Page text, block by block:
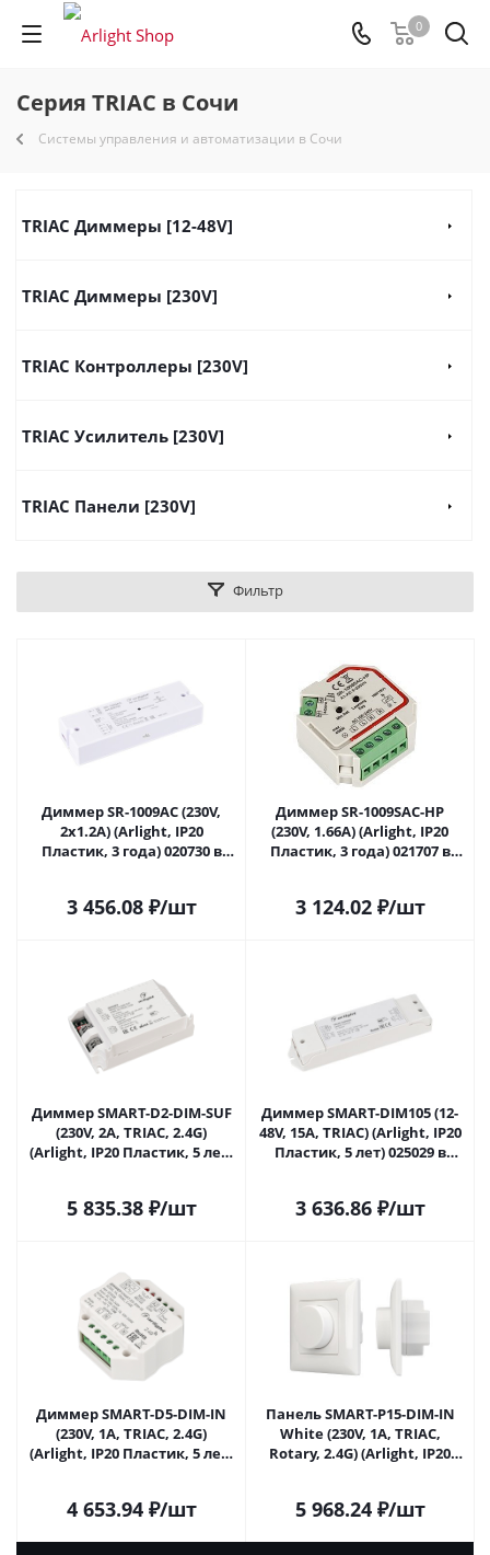
0
Серия TRIAC в Сочи
Системы управления и автоматизации в Сочи
TRIAC Диммеры [12-48V]
TRIAC Диммеры [230V]
TRIAC Контроллеры [230V]
TRIAC Усилитель [230V]
TRIAC Панели [230V]
Фильтр
Диммер SR-1009AC (230V,
2x1.2A) (Arlight, IP20
Пластик, 3 года) 020730 в
3 456.08₽/шт
Диммер SR-1009SAC-HP
(230V, 1.66A) (Arlight, IP20
Пластик, 3 года) 021707 в
3 124.02₽/шт
Диммер SMART-D2-DIM-SUF
(230V, 2A, TRIAC, 2.4G)
(Arlight, IP20 Пластик, 5 лет)
5 835.38₽/шт
Диммер SMART-DIM105 (12-
48V, 15A, TRIAC) (Arlight, IP20
Пластик, 5 лет) 025029 в
3 636.86₽/шт
Диммер SMART-D5-DIM-IN
(230V, 1A, TRIAC, 2.4G)
(Arlight, IP20 Пластик, 5 лет)
4 653.94₽/шт
Панель SMART-P15-DIM-IN
White (230V, 1A, TRIAC,
Rotary, 2.4G) (Arlight, IP20
5 968.24₽/шт